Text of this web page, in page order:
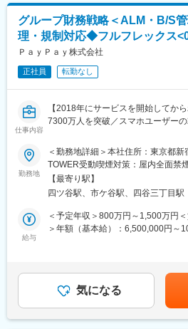
スナビと兼務する形で準備会社に
す（出向先未定）。詳しくは面談
変更の範囲：会社の定める業務
◇銀行等金融機関との渉外業務
（調達・運用、為替・送金、入出
＜分析・レポーティング＞
◇グループ内の財務・リスク・資金
び可視化
◇分析結果を踏まえた、財務戦略・
し込み
◇連結財務状況の可視化、社内およ
QA対応
※週2回程度の頻度で東京オフィス
■本ポジションの魅力：
◇国内最大規模・急成長Fintechグ
◇銀行単体ではなく、グループ全体
に携われる
フェーズから担える
◇少人数体制ならではの高い裁量の
■財務管理部の紹介：
PayPayグループ（PayPay／
PayPay証券／クレジットエンジン
グループ財務戦略＜ALM・B/S
理・規制対応◆フルフレックス
ＰａｙＰａｙ株式会社
正社員 転勤なし
仕事内容
【2018年にサービスを開始してか
7300万人を突破／スマホユーザー
■業務内容：
PayPayの財務本部にて、PayPay本
を横断し、必要に応じて金融子会社
ALM・資金管理業務をご担当いただ
（※以下には、将来的に展望する業
（金利・流動性・調達）の策定およ
◇流動性リスク・金利リスクへの対応
（シナリオ策定、ストレステスト、
勤務地
＜勤務地詳細＞本社住所：東京都
TOWER受動喫煙対策：屋内全面禁
業所（リモートワーク含む）
【最寄り駅】
四ツ谷駅、市ケ谷駅、四谷三丁目駅
給与
＜予定年収＞800万円～1,500万円
＞年額（基本給）：6,500,000円～
業手当＞有＜給与補足＞※経験、ス
規定により決定賃金はあくまでも目
て上下する可能性があります。月
です。
気になる